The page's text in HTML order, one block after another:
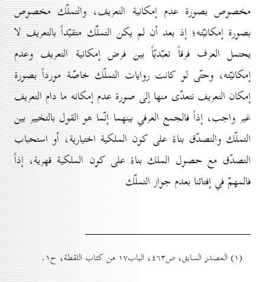
مخصوص بصورة عدم إمكانية التعريف، والتملّك مخصوص
بصورة إمكانيّته؛ إذ بعد أن لم يكن التملّك متقيّداً بالتعريف لا
يحتمل العرف فرقاً تعبّديّاً بين فرض إمكانية التعريف وعدم
إمكانيّته، وحتّى لو كانت روايات التملّك خاصّة مورداً بصورة
إمكان التعريف نتعدّى منها إلى صورة عدم إمكانه ما دام التعريف
غير واجب، إذاً فالجمع العرفي بينهما إنّما هو القول بالتخيير بين
التملّك والتصدّق بناءً على كون الملكية اختيارية، أو استحباب
التصدّق مع حصول الملك بناءً على كون الملكية قهرية، إذاً
فالمهمّ في إفتائنا بعدم جواز التملّك
(۱) المصدر السابق، ص٤٦۳، الباب۱۷ من كتاب اللقطة، ح۱.